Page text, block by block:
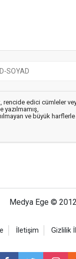
rencide edici cümleler
yazılmamış,
ve büyük harflerle
Medya Ege © 2012
İletişim Gizlilik